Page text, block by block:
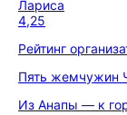
Лариса
4,25
Рейтинг
Пять жемчужин
Из Анапы — к